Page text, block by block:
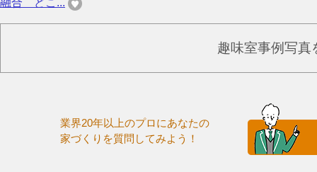
融合 どこ...
趣味室事例写真
業界20年以上のプロにあなたの
家づくりを質問してみよう！